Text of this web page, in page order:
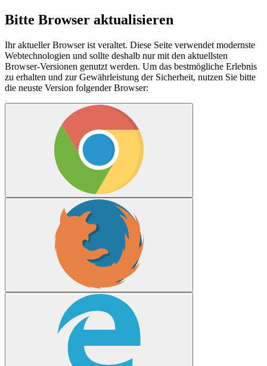
Bitte Browser aktualisieren
Ihr aktueller Browser ist veraltet. Diese Seite verwendet modernste
Webtechnologien und sollte deshalb nur mit den aktuellsten
Browser-Versionen genutzt werden. Um das bestmögliche Erlebnis
zu erhalten und zur Gewährleistung der Sicherheit, nutzen Sie bitte
die neuste Version folgender Browser: